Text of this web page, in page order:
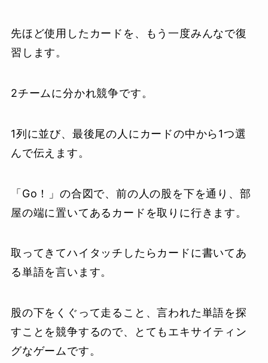
先ほど使用したカードを、もう一度みんなで復
習します。
2チームに分かれ競争です。
1列に並び、最後尾の人にカードの中から1つ選
んで伝えます。
「Go！」の合図で、前の人の股を下を通り、部
屋の端に置いてあるカードを取りに行きます。
取ってきてハイタッチしたらカードに書いてあ
る単語を言います。
股の下をくぐって走ること、言われた単語を探
すことを競争するので、とてもエキサイティン
グなゲームです。